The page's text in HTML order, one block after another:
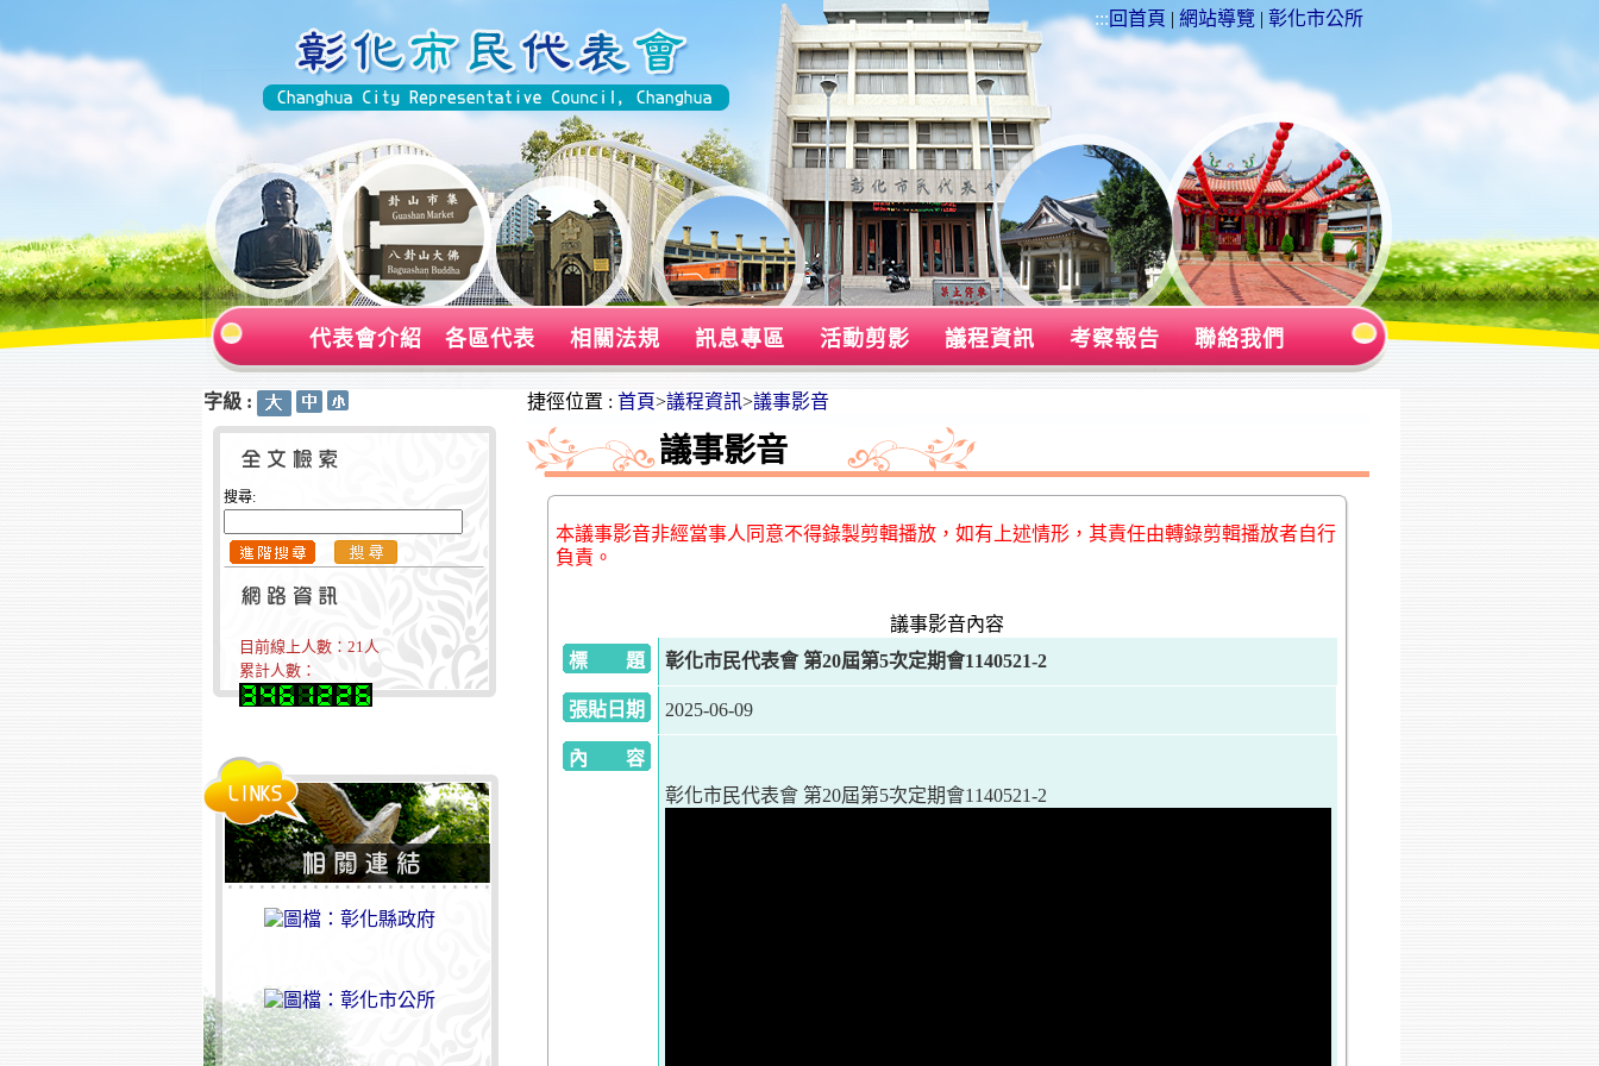
::: 回首頁 | 網站導覽 | 彰化市公所
代表會介紹 各區代表 相關法規 訊息專區 活動剪影 議程資訊 考察報告 聯絡我們
字級 :
搜尋:
目前線上人數： 21人
累計人數：
捷徑位置 : 首頁>議程資訊>議事影音
議事影音
本議事影音非經當事人同意不得錄製剪輯播放，如有上述情形，其責任由轉錄剪輯播放者自行
負責。
議事影音內容
標 題
彰化市民代表會 第20屆第5次定期會1140521-2
張貼日期 2025-06-09
內 容
彰化市民代表會 第20屆第5次定期會1140521-2